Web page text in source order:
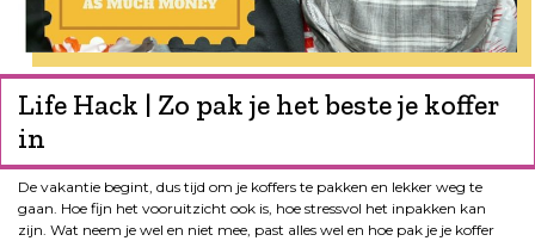
Life Hack | Zo pak je het beste je koffer
in
De vakantie begint, dus tijd om je koffers te pakken en lekker weg te
gaan. Hoe fijn het vooruitzicht ook is, hoe stressvol het inpakken kan
zijn. Wat neem je wel en niet mee, past alles wel en hoe pak je je koffer